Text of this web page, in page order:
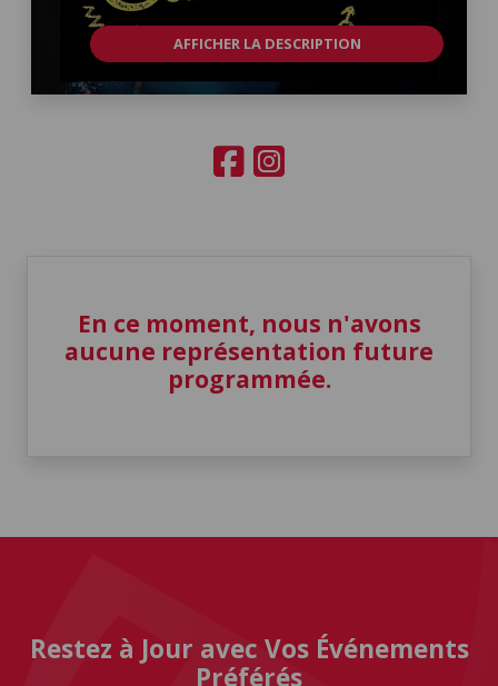
AFFICHER LA DESCRIPTION
En ce moment, nous n'avons
aucune représentation future
programmée.
Restez à Jour avec Vos Événements
Préférés